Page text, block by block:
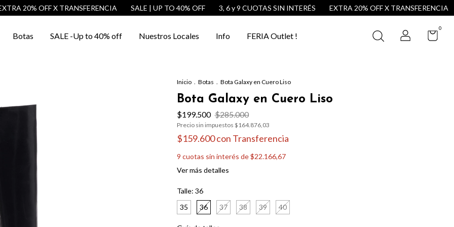
OFF X TRANSFERENCIA SALE | UP TO 40% OFF 3, 6 y 9 CUOTAS SIN INTERÉS EXTRA 20% OFF X TRANSFERENCIA SALE
Botas SALE -Up to 40% off Nuestros Locales Info FERIA Outlet !
0
Inicio . Botas . Bota Galaxy en Cuero Liso
Bota Galaxy en Cuero Liso
$199.500 $285.000
Precio sin impuestos $164.876,03
$159.600con Transferencia
9 cuotas sin interés de$22.166,67
Ver más detalles
Talle: 36
35
36 37 38 39 40